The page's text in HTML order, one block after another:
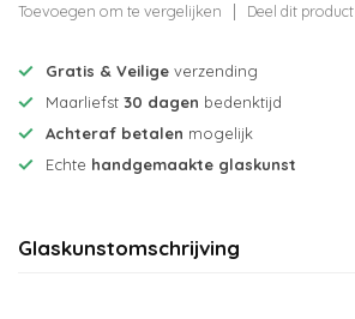
Toevoegen om te vergelijken Deel dit product
Gratis & Veilige verzending
Maarliefst 30 dagen bedenktijd
Achteraf betalen mogelijk
Echte handgemaakte glaskunst
Glaskunstomschrijving